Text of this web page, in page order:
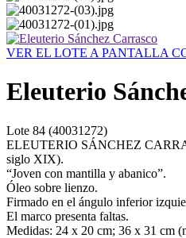
VER EL LOTE A PANTALLA
Eleuterio
Lote 84 (40031272)
ELEUTERIO SÁNCHEZ
siglo XIX).
“Joven con mantilla y abanico”.
Óleo sobre lienzo.
Firmado en el ángulo inferior
El marco presenta faltas.
Medidas: 24 x 20 cm; 36 x 31 cm